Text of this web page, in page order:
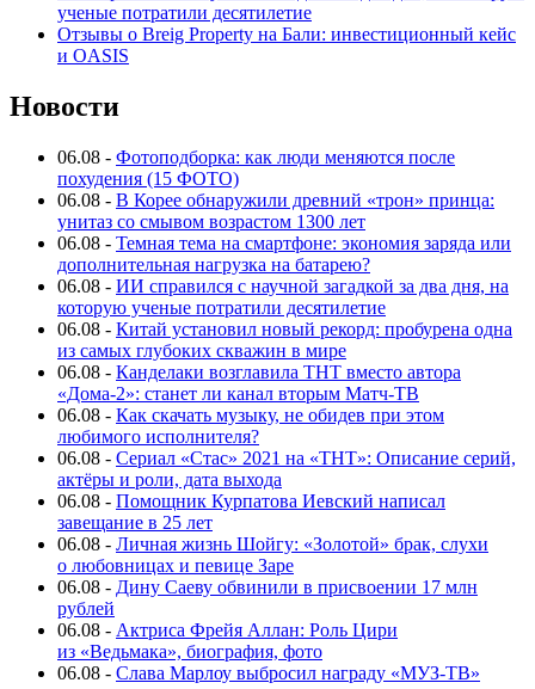
ученые потратили десятилетие
Отзывы о Breig Property на Бали: инвестиционный кейс
и OASIS
Новости
06.08 - Фотоподборка: как люди меняются после
похудения (15 ФОТО)
06.08 - В Корее обнаружили древний «трон» принца:
унитаз со смывом возрастом 1300 лет
06.08 - Темная тема на смартфоне: экономия заряда или
дополнительная нагрузка на батарею?
06.08 - ИИ справился с научной загадкой за два дня, на
которую ученые потратили десятилетие
06.08 - Китай установил новый рекорд: пробурена одна
из самых глубоких скважин в мире
06.08 - Канделаки возглавила ТНТ вместо автора
«Дома-2»: станет ли канал вторым Матч-ТВ
06.08 - Как скачать музыку, не обидев при этом
любимого исполнителя?
06.08 - Сериал «Стас» 2021 на «ТНТ»: Описание серий,
актёры и роли, дата выхода
06.08 - Помощник Курпатова Иевский написал
завещание в 25 лет
06.08 - Личная жизнь Шойгу: «Золотой» брак, слухи
о любовницах и певице Заре
06.08 - Дину Саеву обвинили в присвоении 17 млн
рублей
06.08 - Актриса Фрейя Аллан: Роль Цири
из «Ведьмака», биография, фото
06.08 - Слава Марлоу выбросил награду «МУЗ-ТВ»